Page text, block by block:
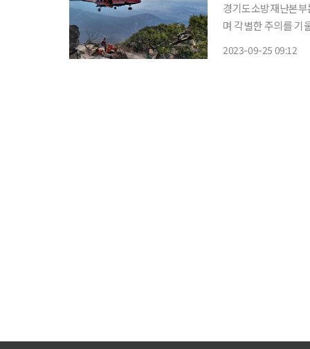
경기도소방재난본
며 각별한 주의를 기울여 줄 것을 당부했다.
2023-09-25 09:12